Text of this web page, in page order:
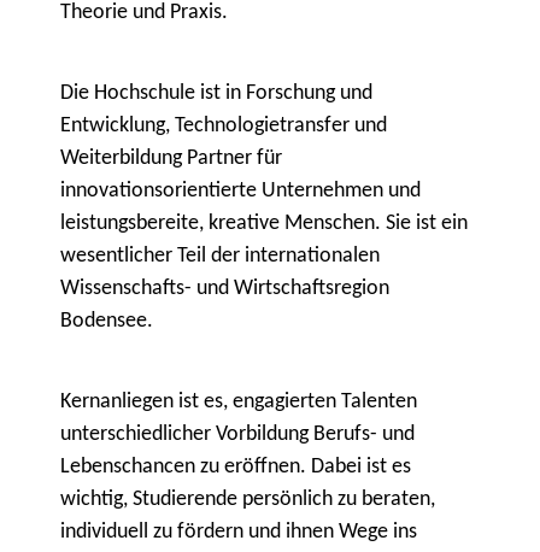
Theorie und Praxis.
Die Hochschule ist in Forschung und
Entwicklung, Technologietransfer und
Weiterbildung Partner für
innovationsorientierte Unternehmen und
leistungsbereite, kreative Menschen. Sie ist ein
wesentlicher Teil der internationalen
Wissenschafts- und Wirtschaftsregion
Bodensee.
Kernanliegen ist es, engagierten Talenten
unterschiedlicher Vorbildung Berufs- und
Lebenschancen zu eröffnen. Dabei ist es
wichtig, Studierende persönlich zu beraten,
individuell zu fördern und ihnen Wege ins